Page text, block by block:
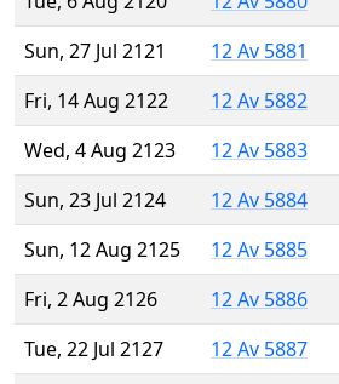
Sun, 27 Jul 2121
12 Av 5881
Fri, 14 Aug 2122
12 Av 5882
Wed, 4 Aug 2123
12 Av 5883
Sun, 23 Jul 2124
12 Av 5884
Sun, 12 Aug 2125
12 Av 5885
Fri, 2 Aug 2126
12 Av 5886
Tue, 22 Jul 2127
12 Av 5887